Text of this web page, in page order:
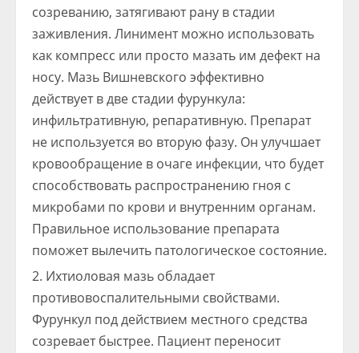
созреванию, затягивают рану в стадии
заживления. Линимент можно использовать
как компресс или просто мазать им дефект на
носу. Мазь Вишневского эффективно
действует в две стадии фурункула:
инфильтративную, репаративную. Препарат
не используется во вторую фазу. Он улучшает
кровообращение в очаге инфекции, что будет
способствовать распространению гноя с
микробами по крови и внутренним органам.
Правильное использование препарата
поможет вылечить патологическое состояние.
Ихтиоловая мазь обладает
противовоспалительными свойствами.
Фурункул под действием местного средства
созревает быстрее. Пациент переносит